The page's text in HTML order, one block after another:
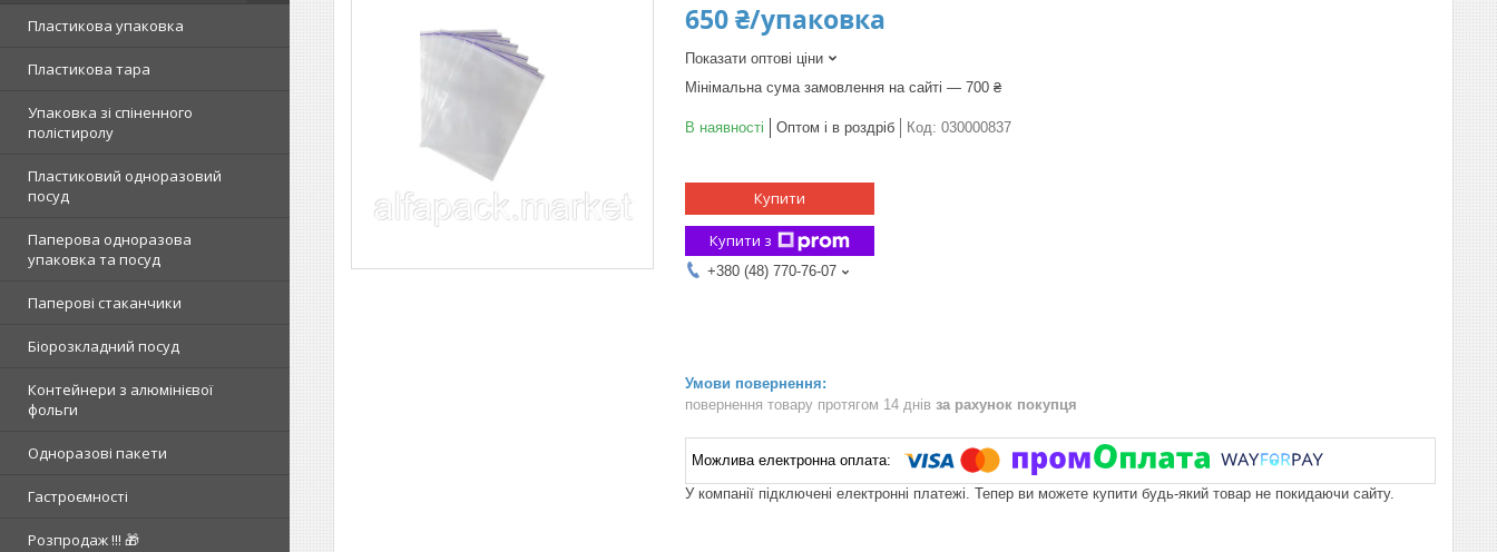
Пластикова упаковка
Пластикова тара
Упаковка зі спіненного
полістиролу
Пластиковий одноразовий
посуд
Паперова одноразова
упаковка та посуд
Паперові стаканчики
Біорозкладний посуд
Контейнери з алюмінієвої
фольги
Одноразові пакети
Гастроємності
Розпродаж !!! 🎁
650 ₴/упаковка
Показати оптові ціни
Мінімальна сума замовлення на сайті — 700 ₴
В наявності Оптом і в роздріб Код: 030000837
Купити
Купити з
+380 (48) 770-76-07
повернення товару протягом 14 днів за рахунок покупця
У компанії підключені електронні платежі. Тепер ви можете купити будь-який товар не покидаючи сайту.